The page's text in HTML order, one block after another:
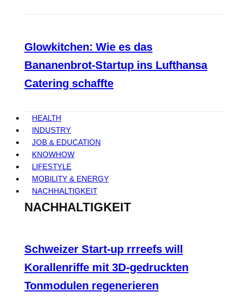
Glowkitchen: Wie es das
Bananenbrot-Startup ins Lufthansa
Catering schaffte
HEALTH
INDUSTRY
JOB & EDUCATION
KNOWHOW
LIFESTYLE
MOBILITY & ENERGY
NACHHALTIGKEIT
NACHHALTIGKEIT
Schweizer Start-up rrreefs will
Korallenriffe mit 3D-gedruckten
Tonmodulen regenerieren